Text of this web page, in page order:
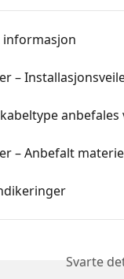
informasjon
–
– Anbefalt
Svarte